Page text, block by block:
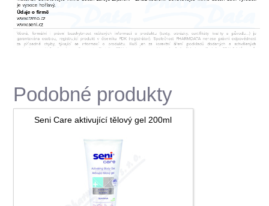
Podobné produkty
Seni Care aktivující tělový gel 200ml